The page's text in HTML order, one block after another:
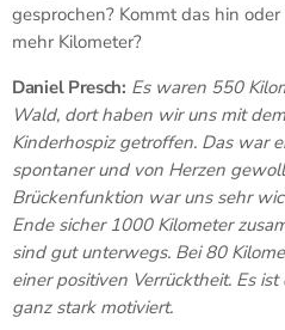
gesprochen? Kommt das hin
mehr Kilometer?
Daniel Presch: Es waren 550
Wald, dort haben wir uns mit
Kinderhospiz getroffen. Das war
spontaner und von Herzen
Brückenfunktion war uns sehr
Ende sicher 1000 Kilometer
sind gut unterwegs. Bei 80
einer positiven Verrücktheit. Es
ganz stark motiviert.